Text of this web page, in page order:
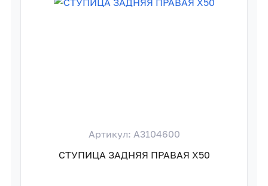
Артикул: A3104600
СТУПИЦА ЗАДНЯЯ ПРАВАЯ X50